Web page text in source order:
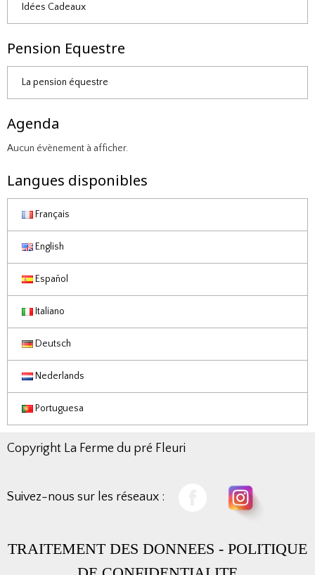
Idées Cadeaux
Pension Equestre
La pension équestre
Agenda
Aucun évènement à afficher.
Langues disponibles
Français
English
Español
Italiano
Deutsch
Nederlands
Portuguesa
Copyright La Ferme du pré Fleuri
Suivez-nous sur les réseaux :
TRAITEMENT DES DONNEES - POLITIQUE